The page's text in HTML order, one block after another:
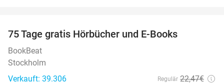
75 Tage gratis Hörbücher und E-Books
BookBeat
Stockholm
Verkauft: 39.306
Regulär 22,47€